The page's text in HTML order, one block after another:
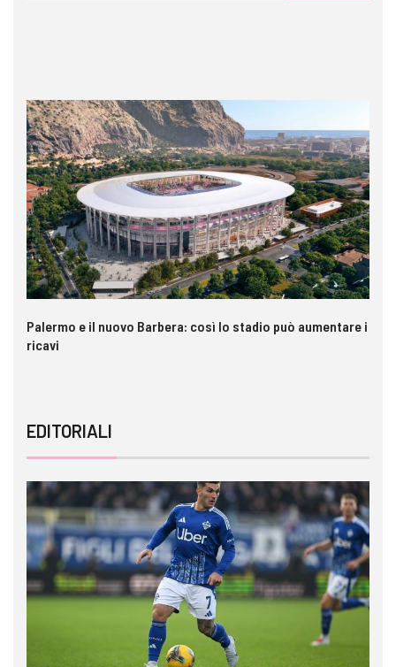
Palermo e il nuovo Barbera: così lo stadio può aumentare i
ricavi
EDITORIALI